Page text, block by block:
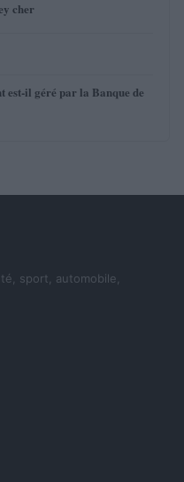
cher
est-il géré par la Banque de
sport, automobile,